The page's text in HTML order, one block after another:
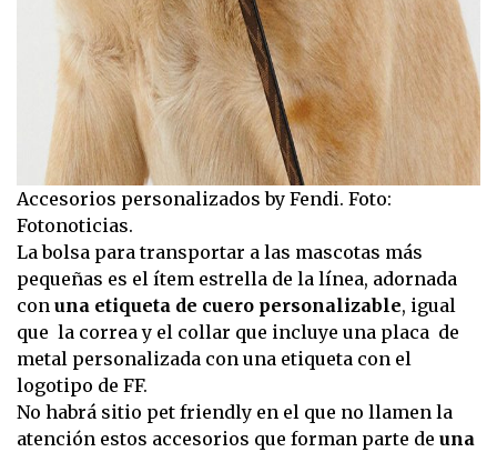
Accesorios personalizados by Fendi. Foto:
Fotonoticias.
La bolsa para transportar a las mascotas más
pequeñas es el ítem estrella de la línea, adornada
con una etiqueta de cuero personalizable, igual
que la correa y el collar que incluye una placa de
metal personalizada con una etiqueta con el
logotipo de FF.
No habrá sitio pet friendly en el que no llamen la
atención estos accesorios que forman parte de una